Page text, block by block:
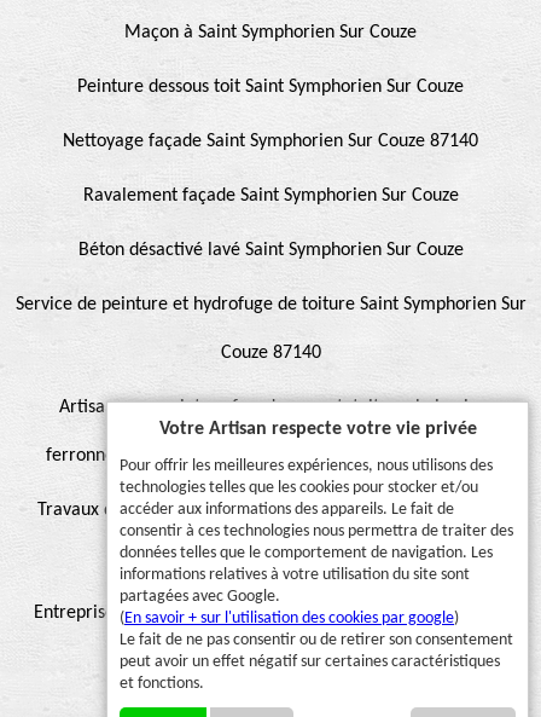
Maçon à Saint Symphorien Sur Couze
Peinture dessous toit Saint Symphorien Sur Couze
Nettoyage façade Saint Symphorien Sur Couze 87140
Ravalement façade Saint Symphorien Sur Couze
Béton désactivé lavé Saint Symphorien Sur Couze
Service de peinture et hydrofuge de toiture Saint Symphorien Sur
Couze 87140
Artisan pour peinture façade, muret, toiture, boiserie,
ferronnerie, gouttière Saint Symphorien Sur Couze 87140
Travaux de peinture sur toiture Saint Symphorien Sur Couze
87140
Entreprise hydrofuge toiture et façade Saint Symphorien Sur
Couze 87140
Votre Artisan respecte votre vie privée
Pour offrir les meilleures expériences, nous utilisons des
technologies telles que les cookies pour stocker et/ou
accéder aux informations des appareils. Le fait de
consentir à ces technologies nous permettra de traiter des
données telles que le comportement de navigation. Les
informations relatives à votre utilisation du site sont
partagées avec Google.
(En savoir + sur l'utilisation des cookies par google)
Le fait de ne pas consentir ou de retirer son consentement
peut avoir un effet négatif sur certaines caractéristiques
et fonctions.